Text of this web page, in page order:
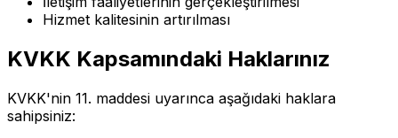
Hizmet kalitesinin artırılması
KVKK Kapsamındaki Haklarınız
KVKK'nin 11. maddesi uyarınca aşağıdaki haklara
sahipsiniz: